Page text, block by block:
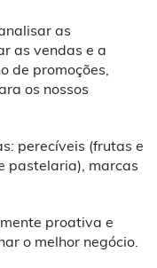
as
as vendas e a
de promoções,
os nossos
perecíveis (frutas e
pastelaria), marcas
proativa e
o melhor negócio.